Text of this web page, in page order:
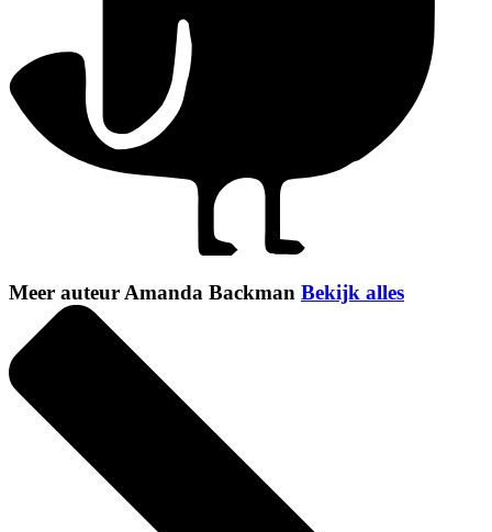
Meer auteur Amanda Backman Bekijk alles